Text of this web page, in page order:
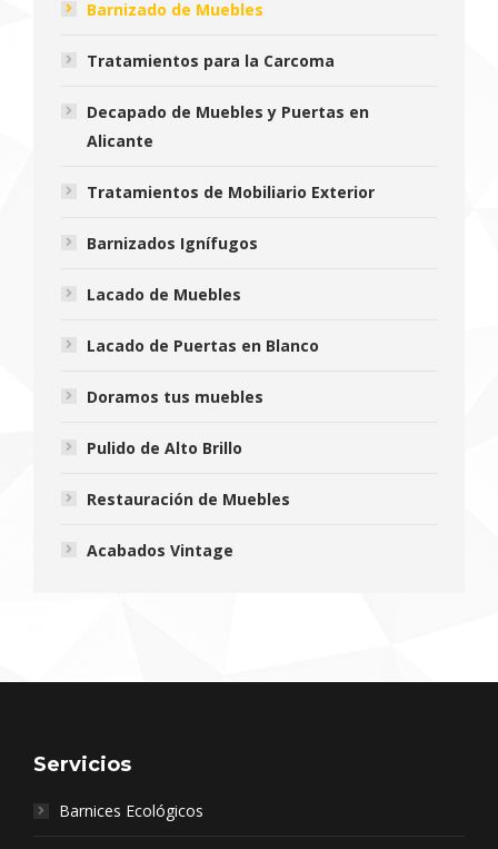
Barnizado de Muebles
Tratamientos para la Carcoma
Decapado de Muebles y Puertas en
Alicante
Tratamientos de Mobiliario Exterior
Barnizados Ignífugos
Lacado de Muebles
Lacado de Puertas en Blanco
Doramos tus muebles
Pulido de Alto Brillo
Restauración de Muebles
Acabados Vintage
Servicios
Barnices Ecológicos